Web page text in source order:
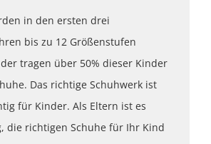
in den ersten drei
bis zu 12 Größenstufen
tragen über 50% dieser Kinder
Das richtige Schuhwerk ist
für Kinder. Als Eltern ist es
die richtigen Schuhe für Ihr Kind